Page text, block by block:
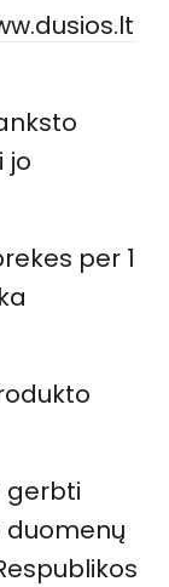
jo
per 1
gerbti
duomenų